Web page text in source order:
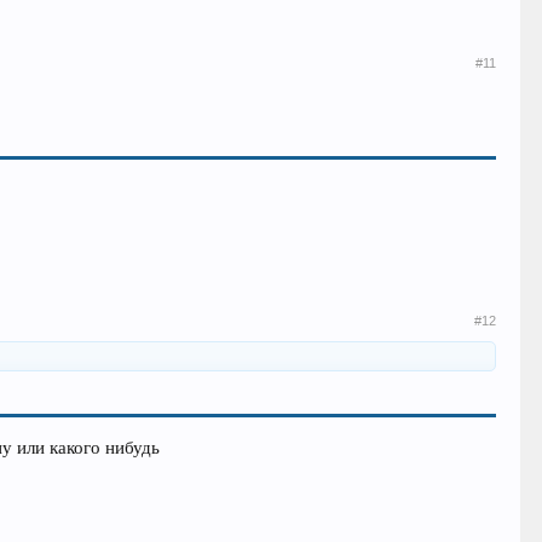
#11
#12
или какого нибудь